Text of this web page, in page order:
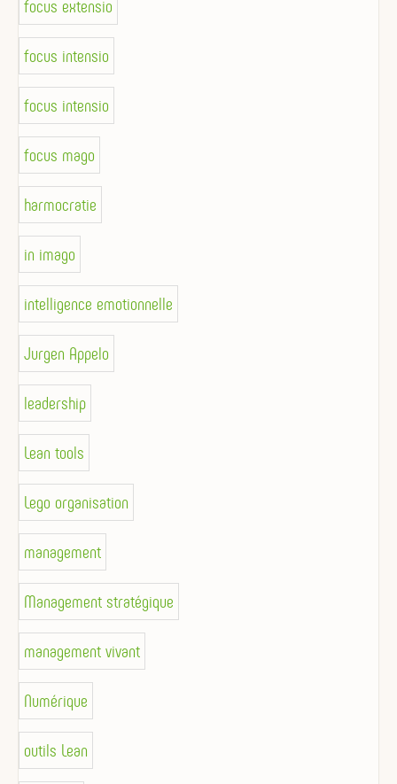
focus extensio
focus intensio
focus intensio
focus mago
harmocratie
in imago
intelligence emotionnelle
Jurgen Appelo
leadership
Lean tools
Lego organisation
management
Management stratégique
management vivant
Numérique
outils Lean